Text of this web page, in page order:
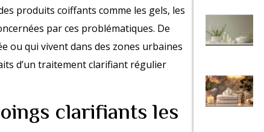
produits coiffants comme les gels, les
par ces problématiques. De
ou qui vivent dans des zones urbaines
d’un traitement clarifiant régulier
clarifiants les